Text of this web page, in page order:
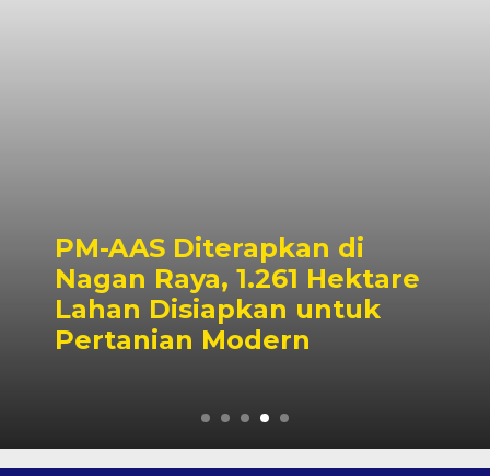
PM-AAS Diterapkan di
Nagan Raya, 1.261 Hektare
Lahan Disiapkan untuk
Pertanian Modern